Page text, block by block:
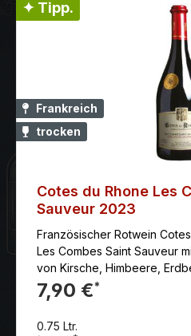
✦ Tipp.
Frankreich
trocken
Cotes du Rhone Les
Sauveur 2023
Französischer Rotwein
Les Combes Saint Sauveur
von Kirsche, Himbeere,
und Gewürzen. Mild und
geschmacksvoller Abgang.
7,90 €*
0.75 Ltr.